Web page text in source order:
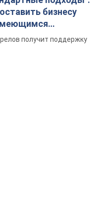
бизнесу
получит поддержку